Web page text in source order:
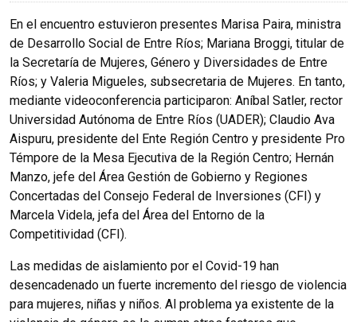
En el encuentro estuvieron presentes Marisa Paira, ministra
de Desarrollo Social de Entre Ríos; Mariana Broggi, titular de
la Secretaría de Mujeres, Género y Diversidades de Entre
Ríos; y Valeria Migueles, subsecretaria de Mujeres. En tanto,
mediante videoconferencia participaron: Aníbal Satler, rector
Universidad Autónoma de Entre Ríos (UADER); Claudio Ava
Aispuru, presidente del Ente Región Centro y presidente Pro
Témpore de la Mesa Ejecutiva de la Región Centro; Hernán
Manzo, jefe del Área Gestión de Gobierno y Regiones
Concertadas del Consejo Federal de Inversiones (CFI) y
Marcela Videla, jefa del Área del Entorno de la
Competitividad (CFI).
Las medidas de aislamiento por el Covid-19 han
desencadenado un fuerte incremento del riesgo de violencia
para mujeres, niñas y niños. Al problema ya existente de la